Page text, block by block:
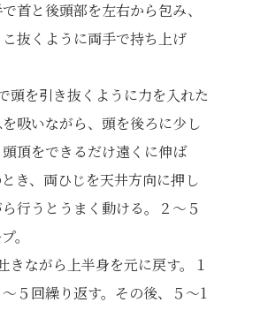
首と後頭部を左右から包み、
抜くように両手で持ち上げ
頭を引き抜くように力を入れた
吸いながら、頭を後ろに少し
頂をできるだけ遠くに伸ば
き、両ひじを天井方向に押し
行うとうまく動ける。２～５
。
きながら上半身を元に戻す。１
５回繰り返す。その後、５～1